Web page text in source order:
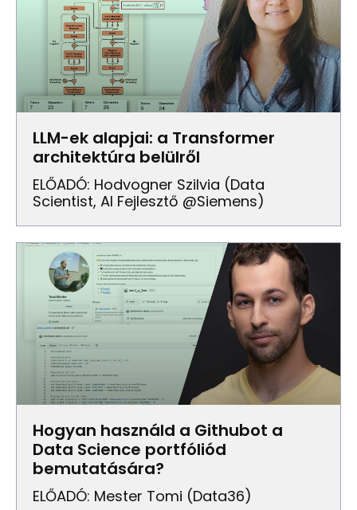
LLM-ek alapjai: a Transformer
architektúra belülről
ELŐADÓ: Hodvogner Szilvia (Data
Scientist, AI Fejlesztő @Siemens)
Hogyan használd a Githubot a
Data Science portfóliód
bemutatására?
ELŐADÓ: Mester Tomi (Data36)